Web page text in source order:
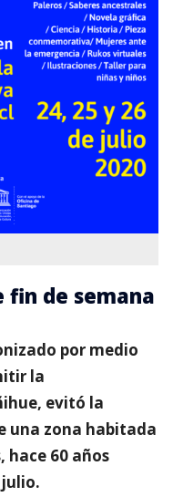
de semana
por medio
la
evitó la
una zona habitada
hace 60 años